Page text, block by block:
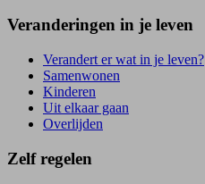
Veranderingen in je leven
Verandert er wat in je leven?
Samenwonen
Kinderen
Uit elkaar gaan
Overlijden
Zelf regelen